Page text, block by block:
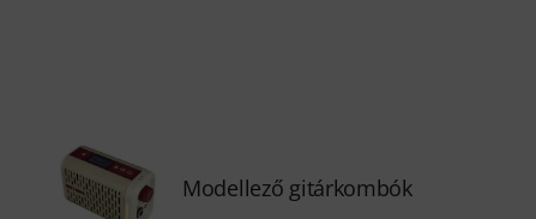
Modellező gitárkombók